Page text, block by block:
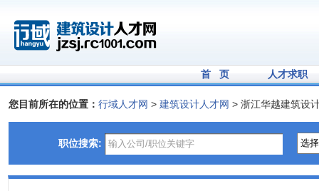
首 页 人才求职
您目前所在的位置： 行域人才网 > 建筑设计人才网 > 浙江华越建筑设
职位搜索: